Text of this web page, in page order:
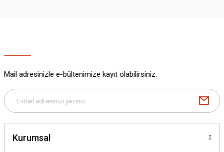
Bu ürüne benzer farklı alternatifler olmalı.
Mail adresinizle e-bültenimize kayıt olabilirsiniz.
Kurumsal